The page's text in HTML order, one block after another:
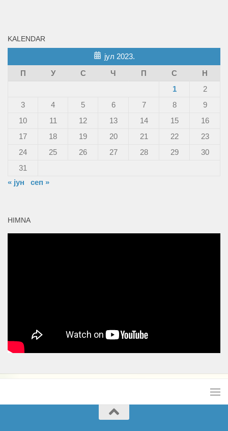
KALENDAR
јул 2023.
П
У С Ч П С
Н
1
2
3
4 5 6 7 8
9
10
11 12 13 14 15
16
17
18 19 20 21 22
23
24
25 26 27 28 29
30
31
« јун
сеп »
HIMNA